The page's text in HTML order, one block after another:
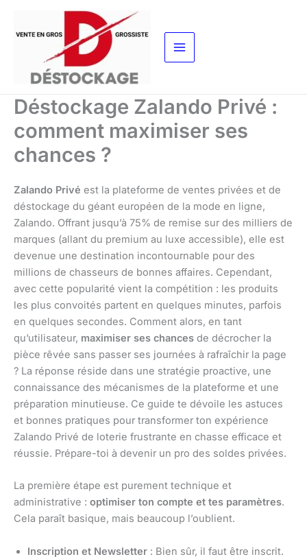
contenu
Déstockage Zalando Privé :
comment maximiser ses
chances ?
Zalando Privé est la plateforme de ventes privées et de
déstockage du géant européen de la mode en ligne,
Zalando. Offrant jusqu’à 75% de remise sur des milliers de
marques (allant du premium au luxe accessible), elle est
devenue une destination incontournable pour des
millions de chasseurs de bonnes affaires. Cependant,
avec cette popularité vient la compétition : les produits
les plus convoités partent en quelques minutes, parfois
en quelques secondes. Comment alors, en tant
qu’utilisateur, maximiser ses chances de décrocher la
pièce rêvée sans passer ses journées à rafraîchir la page
? La réponse réside dans une stratégie proactive, une
connaissance des mécanismes de la plateforme et une
préparation minutieuse. Ce guide te dévoile les astuces
et bonnes pratiques pour transformer ton expérience
Zalando Privé de loterie frustrante en chasse efficace et
réussie. Prépare-toi à devenir un pro des soldes privées.
La première étape est purement technique et
administrative : optimiser ton compte et tes paramètres.
Cela paraît basique, mais beaucoup l’oublient.
Inscription et Newsletter : Bien sûr, il faut être inscrit.